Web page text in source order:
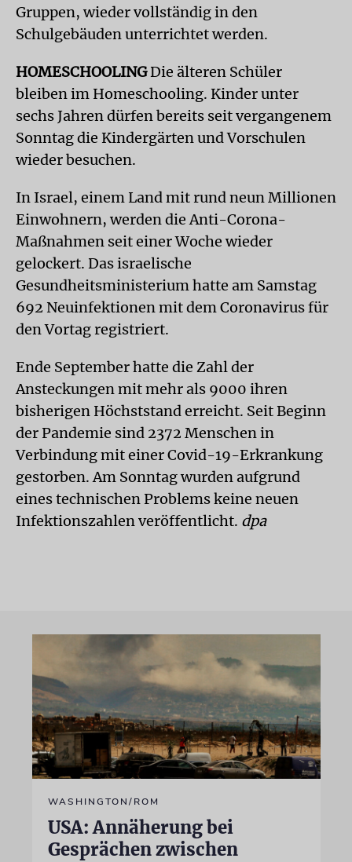
Gruppen, wieder vollständig in den
Schulgebäuden unterrichtet werden.
HOMESCHOOLINGDie älteren Schüler
bleiben im Homeschooling. Kinder unter
sechs Jahren dürfen bereits seit vergangenem
Sonntag die Kindergärten und Vorschulen
wieder besuchen.
In Israel, einem Land mit rund neun Millionen
Einwohnern, werden die Anti-Corona-
Maßnahmen seit einer Woche wieder
gelockert. Das israelische
Gesundheitsministerium hatte am Samstag
692 Neuinfektionen mit dem Coronavirus für
den Vortag registriert.
Ende September hatte die Zahl der
Ansteckungen mit mehr als 9000 ihren
bisherigen Höchststand erreicht. Seit Beginn
der Pandemie sind 2372 Menschen in
Verbindung mit einer Covid-19-Erkrankung
gestorben. Am Sonntag wurden aufgrund
eines technischen Problems keine neuen
Infektionszahlen veröffentlicht. dpa
WASHINGTON/ROM
USA: Annäherung bei
Gesprächen zwischen